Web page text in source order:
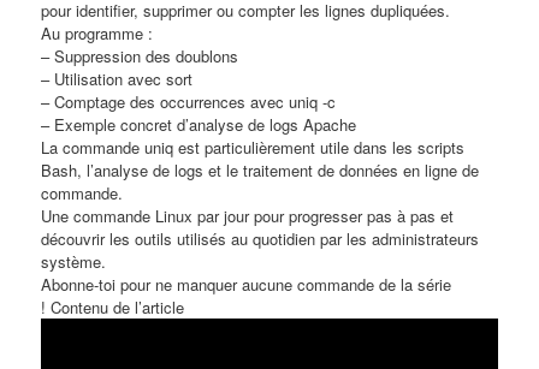
pour identifier, supprimer ou compter les lignes dupliquées.
Au programme :
– Suppression des doublons
– Utilisation avec sort
– Comptage des occurrences avec uniq -c
– Exemple concret d’analyse de logs Apache
La commande uniq est particulièrement utile dans les scripts
Bash, l’analyse de logs et le traitement de données en ligne de
commande.
Une commande Linux par jour pour progresser pas à pas et
découvrir les outils utilisés au quotidien par les administrateurs
système.
Abonne-toi pour ne manquer aucune commande de la série
! Contenu de l’article